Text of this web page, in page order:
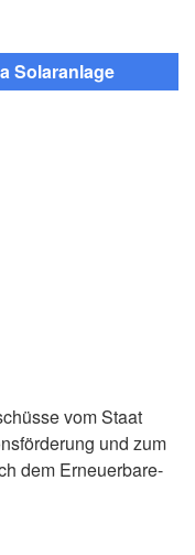
Solaranlage
vom Staat
und zum
dem Erneuerbare-